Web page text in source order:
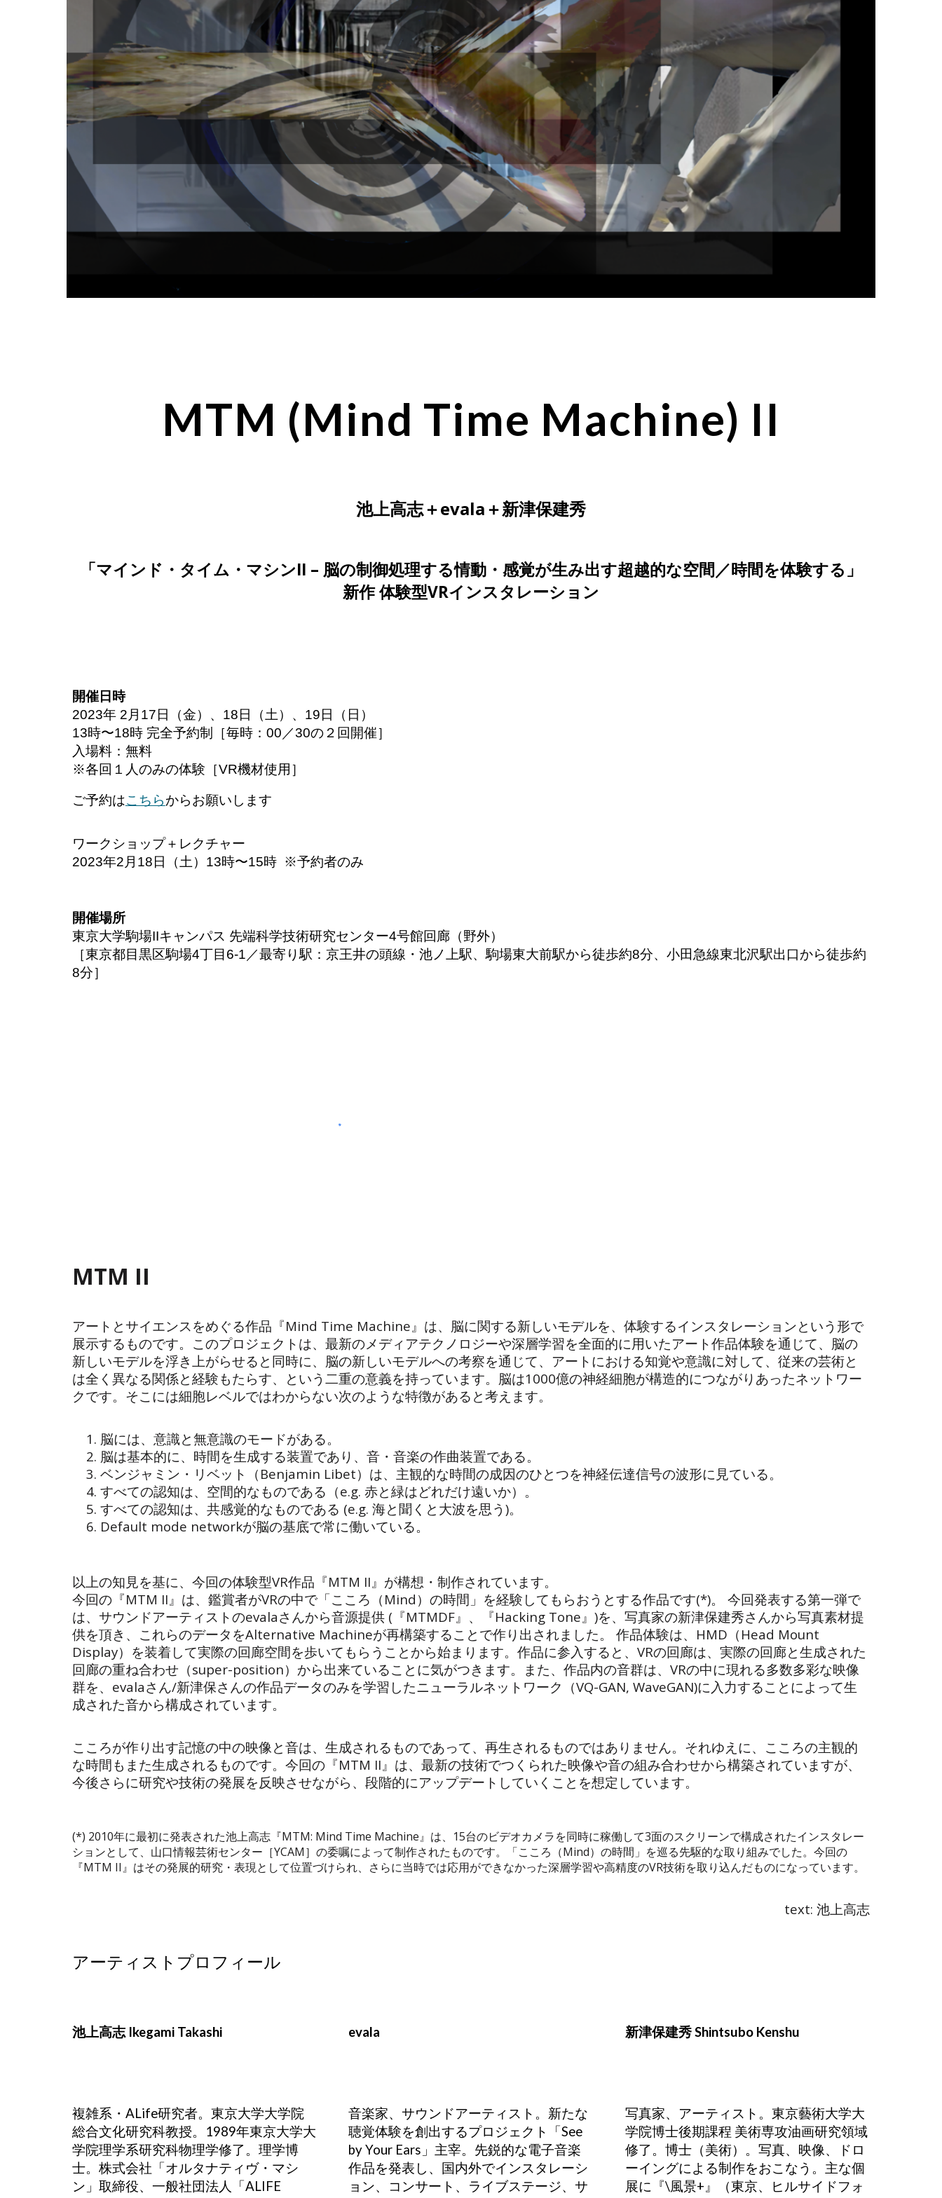
MTM (Mind Time Machine) II
池上高志＋evala＋新津保建秀
「マインド・タイム・マシンII – 脳の制御処理する情動・感覚が生み出す超越的な空間／時間を体験する」
新作 体験型VRインスタレーション
開催日時
2023年 2月17日（金）、18日（土）、19日（日）
13時〜18時 完全予約制［毎時：00／30の２回開催］
入場料：無料
※各回１人のみの体験［VR機材使用］
ご予約はこちらからお願いします
ワークショップ＋レクチャー
2023年2月18日（土）13時〜15時 ※予約者のみ
開催場所
東京大学駒場IIキャンパス 先端科学技術研究センター4号館回廊（野外）
［東京都目黒区駒場4丁目6-1／最寄り駅：京王井の頭線・池ノ上駅、駒場東大前駅から徒歩約8分、小田急線東北沢駅出口から徒歩約
8分］
MTM II
アートとサイエンスをめぐる作品『Mind Time Machine』は、脳に関する新しいモデルを、体験するインスタレーションという形で
展示するものです。このプロジェクトは、最新のメディアテクノロジーや深層学習を全面的に用いたアート作品体験を通じて、脳の
新しいモデルを浮き上がらせると同時に、脳の新しいモデルへの考察を通じて、アートにおける知覚や意識に対して、従来の芸術と
は全く異なる関係と経験もたらす、という二重の意義を持っています。脳は1000億の神経細胞が構造的につながりあったネットワー
クです。そこには細胞レベルではわからない次のような特徴があると考えます。
1. 脳には、意識と無意識のモードがある。
2. 脳は基本的に、時間を生成する装置であり、音・音楽の作曲装置である。
3. ベンジャミン・リベット（Benjamin Libet）は、主観的な時間の成因のひとつを神経伝達信号の波形に見ている。
4. すべての認知は、空間的なものである（e.g. 赤と緑はどれだけ遠いか）。
5. すべての認知は、共感覚的なものである (e.g. 海と聞くと大波を思う)。
6. Default mode networkが脳の基底で常に働いている。
以上の知見を基に、今回の体験型VR作品『MTM II』が構想・制作されています。
今回の『MTM II』は、鑑賞者がVRの中で「こころ（Mind）の時間」を経験してもらおうとする作品です(*)。 今回発表する第一弾で
は、サウンドアーティストのevalaさんから音源提供 (『MTMDF』、『Hacking Tone』)を、写真家の新津保建秀さんから写真素材提
供を頂き、これらのデータをAlternative Machineが再構築することで作り出されました。 作品体験は、HMD（Head Mount
Display）を装着して実際の回廊空間を歩いてもらうことから始まります。作品に参入すると、VRの回廊は、実際の回廊と生成された
回廊の重ね合わせ（super-position）から出来ていることに気がつきます。また、作品内の音群は、VRの中に現れる多数多彩な映像
群を、evalaさん/新津保さんの作品データのみを学習したニューラルネットワーク（VQ-GAN, WaveGAN)に入力することによって生
成された音から構成されています。
こころが作り出す記憶の中の映像と音は、生成されるものであって、再生されるものではありません。それゆえに、こころの主観的
な時間もまた生成されるものです。今回の『MTM II』は、最新の技術でつくられた映像や音の組み合わせから構築されていますが、
今後さらに研究や技術の発展を反映させながら、段階的にアップデートしていくことを想定しています。
(*) 2010年に最初に発表された池上高志『MTM: Mind Time Machine』は、15台のビデオカメラを同時に稼働して3面のスクリーンで構成されたインスタレー
ションとして、山口情報芸術センター［YCAM］の委嘱によって制作されたものです。「こころ（Mind）の時間」を巡る先駆的な取り組みでした。今回の
『MTM II』はその発展的研究・表現として位置づけられ、さらに当時では応用ができなかった深層学習や高精度のVR技術を取り込んだものになっています。
text: 池上高志
アーティストプロフィール
池上高志 Ikegami Takashi
複雑系・ALife研究者。東京大学大学院
総合文化研究科教授。1989年東京大学大
学院理学系研究科物理学修了。理学博
士。株式会社「オルタナティヴ・マシ
ン」取締役、一般社団法人「ALIFE
evala
音楽家、サウンドアーティスト。新たな
聴覚体験を創出するプロジェクト「See
by Your Ears」主宰。先鋭的な電子音楽
作品を発表し、国内外でインスタレーシ
ョン、コンサート、ライブステージ、サ
新津保建秀 Shintsubo Kenshu
写真家、アーティスト。東京藝術大学大
学院博士後期課程 美術専攻油画研究領域
修了。博士（美術）。写真、映像、ドロ
ーイングによる制作をおこなう。主な個
展に『\風景+』（東京、ヒルサイドフォ